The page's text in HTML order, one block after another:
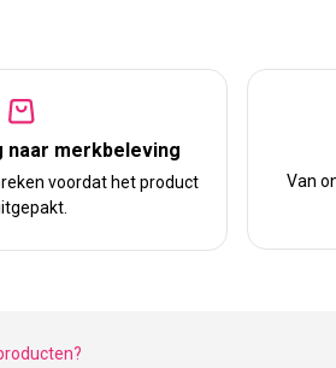
naar merkbeleving
voordat het product
Van